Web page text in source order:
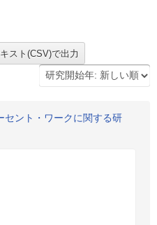
セント・ワークに関する研